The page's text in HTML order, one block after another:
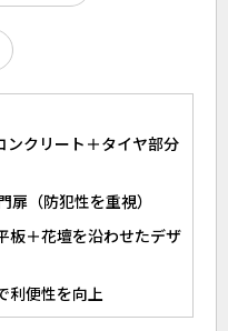
ンクリート＋タイヤ部分
扉（防犯性を重視）
板＋花壇を沿わせたデザ
利便性を向上